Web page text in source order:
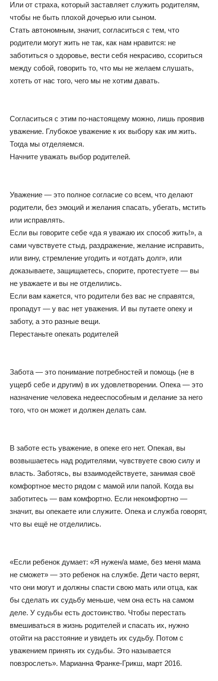
Или от страха, который заставляет служить родителям,
чтобы не быть плохой дочерью или сыном.
Стать автономным, значит, согласиться с тем, что
родители могут жить не так, как нам нравится: не
заботиться о здоровье, вести себя некрасиво, ссориться
между собой, говорить то, что мы не желаем слушать,
хотеть от нас того, чего мы не хотим давать.
Согласиться с этим по-настоящему можно, лишь проявив
уважение. Глубокое уважение к их выбору как им жить.
Тогда мы отделяемся.
Начните уважать выбор родителей.
Уважение — это полное согласие со всем, что делают
родители, без эмоций и желания спасать, убегать, мстить
или исправлять.
Если вы говорите себе «да я уважаю их способ жить!», а
сами чувствуете стыд, раздражение, желание исправить,
или вину, стремление угодить и «отдать долг», или
доказываете, защищаетесь, спорите, протестуете — вы
не уважаете и вы не отделились.
Если вам кажется, что родители без вас не справятся,
пропадут — у вас нет уважения. И вы путаете опеку и
заботу, а это разные вещи.
Перестаньте опекать родителей
Забота — это понимание потребностей и помощь (не в
ущерб себе и другим) в их удовлетворении. Опека — это
назначение человека недееспособным и делание за него
того, что он может и должен делать сам.
В заботе есть уважение, в опеке его нет. Опекая, вы
возвышаетесь над родителями, чувствуете свою силу и
власть. Заботясь, вы взаимодействуете, занимая своё
комфортное место рядом с мамой или папой. Когда вы
заботитесь — вам комфортно. Если некомфортно —
значит, вы опекаете или служите. Опека и служба говорят,
что вы ещё не отделились.
«Если ребенок думает: «Я нужен/а маме, без меня мама
не сможет» — это ребенок на службе. Дети часто верят,
что они могут и должны спасти свою мать или отца, как
бы сделать их судьбу меньше, чем она есть на самом
деле. У судьбы есть достоинство. Чтобы перестать
вмешиваться в жизнь родителей и спасать их, нужно
отойти на расстояние и увидеть их судьбу. Потом с
уважением принять их судьбы. Это называется
повзрослеть». Марианна Франке-Грикш, март 2016.